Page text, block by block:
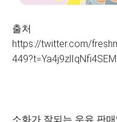
출처
https://twitter.com/
소화가 잘되는 우유 판